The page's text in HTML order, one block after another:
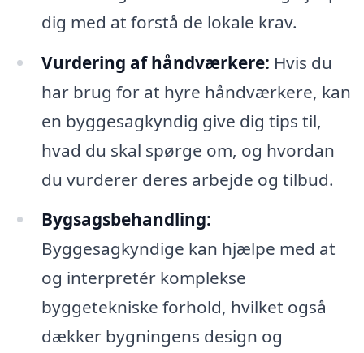
dig med at forstå de lokale krav.
Vurdering af håndværkere: Hvis du
har brug for at hyre håndværkere, kan
en byggesagkyndig give dig tips til,
hvad du skal spørge om, og hvordan
du vurderer deres arbejde og tilbud.
Bygsagsbehandling:
Byggesagkyndige kan hjælpe med at
og interpretér komplekse
byggetekniske forhold, hvilket også
dækker bygningens design og